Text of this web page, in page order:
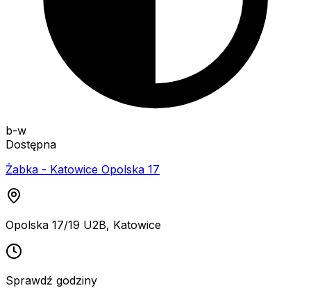
b-w
Dostępna
Żabka - Katowice Opolska 17
Opolska 17/19 U2B, Katowice
Sprawdź godziny